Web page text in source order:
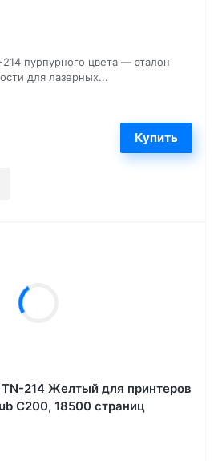
пурпурного цвета — эталон
для лазерных...
214 Желтый для принтеров
C200, 18500 страниц